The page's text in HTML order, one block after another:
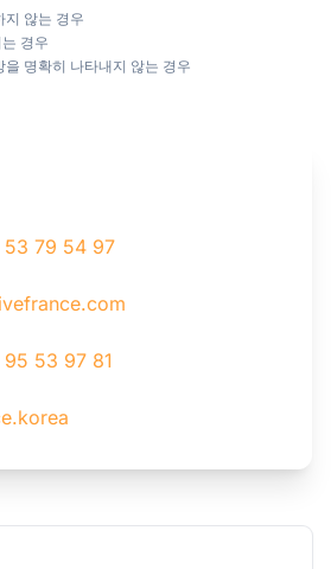
지 않는 경우
경우
명확히 나타내지 않는 경우
79 54 97
53 97 81